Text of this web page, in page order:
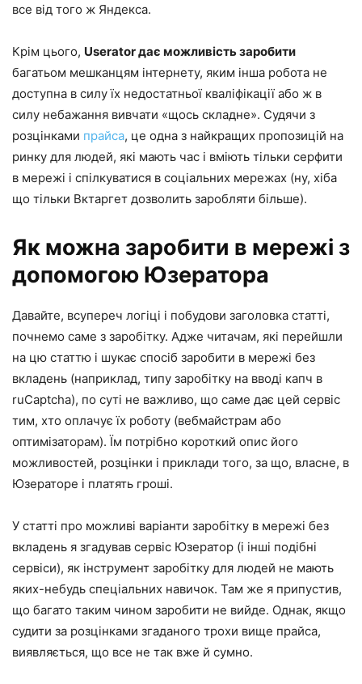
все від того ж Яндекса.
Крім цього, Userator дає можливість заробити
багатьом мешканцям інтернету, яким інша робота не
доступна в силу їх недостатньої кваліфікації або ж в
силу небажання вивчати «щось складне». Судячи з
розцінками прайса, це одна з найкращих пропозицій на
ринку для людей, які мають час і вміють тільки серфити
в мережі і спілкуватися в соціальних мережах (ну, хіба
що тільки Вктаргет дозволить заробляти більше).
Як можна заробити в мережі з
допомогою Юзератора
Давайте, всупереч логіці і побудови заголовка статті,
почнемо саме з заробітку. Адже читачам, які перейшли
на цю статтю і шукає спосіб заробити в мережі без
вкладень (наприклад, типу заробітку на вводі капч в
ruCaptcha), по суті не важливо, що саме дає цей сервіс
тим, хто оплачує їх роботу (вебмайстрам або
оптимізаторам). Їм потрібно короткий опис його
можливостей, розцінки і приклади того, за що, власне, в
Юзераторе і платять гроші.
У статті про можливі варіанти заробітку в мережі без
вкладень я згадував сервіс Юзератор (і інші подібні
сервіси), як інструмент заробітку для людей не мають
яких-небудь спеціальних навичок. Там же я припустив,
що багато таким чином заробити не вийде. Однак, якщо
судити за розцінками згаданого трохи вище прайса,
виявляється, що все не так вже й сумно.